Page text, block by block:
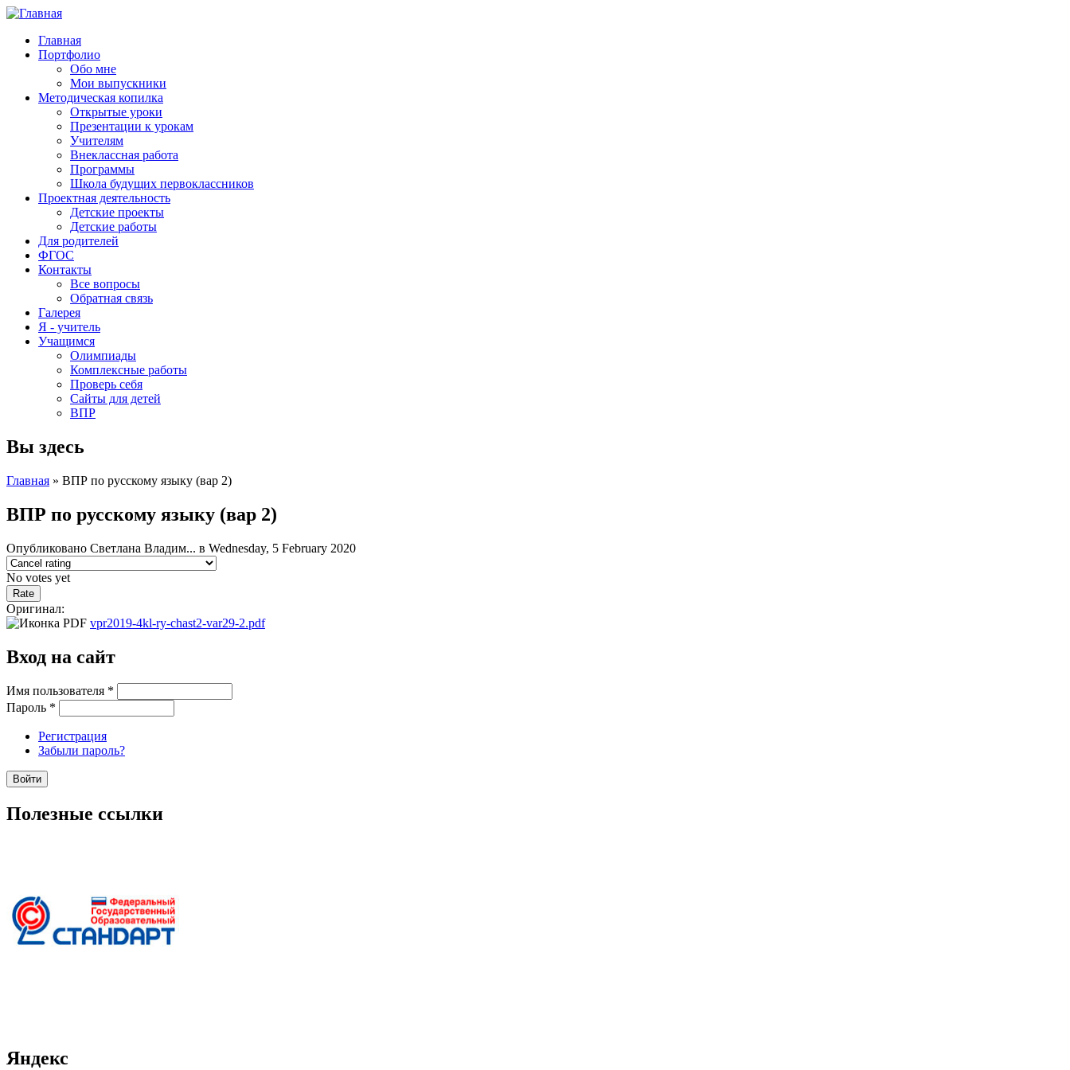
Главная
Портфолио
Обо мне
Мои выпускники
Методическая копилка
Открытые уроки
Презентации к урокам
Учителям
Внеклассная работа
Программы
Школа будущих первоклассников
Проектная деятельность
Детские проекты
Детские работы
Для родителей
ФГОС
Контакты
Все вопросы
Обратная связь
Галерея
Я - учитель
Учащимся
Олимпиады
Комплексные работы
Проверь себя
Сайты для детей
ВПР
Вы здесь
Главная » ВПР по русскому языку (вар 2)
ВПР по русскому языку (вар 2)
Опубликовано Светлана Владим... в Wednesday, 5 February 2020
No votes yet
Оригинал:
vpr2019-4kl-ry-chast2-var29-2.pdf
Вход на сайт
Имя пользователя *
Пароль *
Регистрация
Забыли пароль?
Полезные ссылки
Яндекс